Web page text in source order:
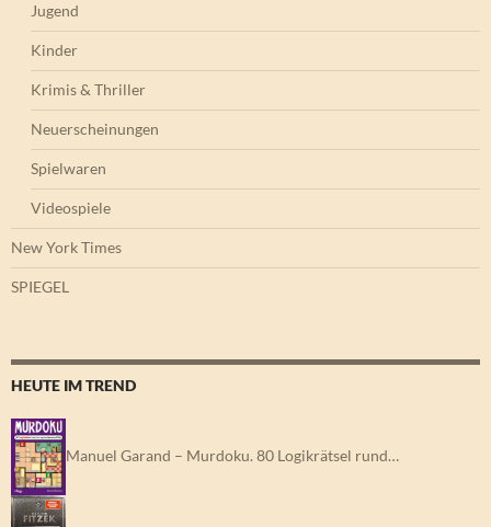
Jugend
Kinder
Krimis & Thriller
Neuerscheinungen
Spielwaren
Videospiele
New York Times
SPIEGEL
HEUTE IM TREND
Manuel Garand – Murdoku. 80 Logikrätsel rund…